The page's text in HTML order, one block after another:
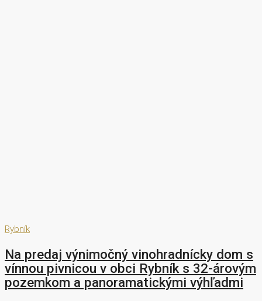
Rybník
Na predaj výnimočný vinohradnícky dom s
vínnou pivnicou v obci Rybník s 32-árovým
pozemkom a panoramatickými výhľadmi